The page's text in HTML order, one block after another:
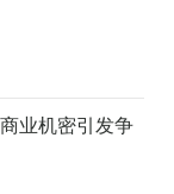
业机密引发争